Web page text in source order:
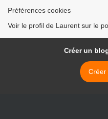
Préférences cookies
Voir le profil de Laurent sur le
Créer un
Créer